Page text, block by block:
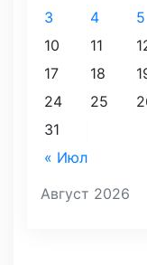
Август 2026
« Июл
3
4 5
10
11
17
18
24
25
31